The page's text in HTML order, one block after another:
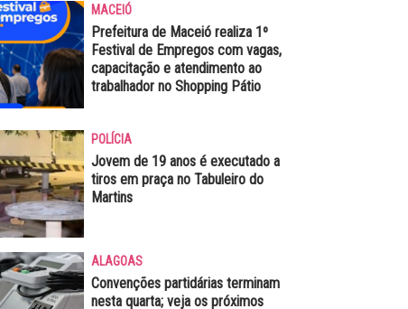
MACEIÓ
Prefeitura de Maceió realiza 1º
Festival de Empregos com vagas,
capacitação e atendimento ao
trabalhador no Shopping Pátio
POLÍCIA
Jovem de 19 anos é executado a
tiros em praça no Tabuleiro do
Martins
ALAGOAS
Convenções partidárias terminam
nesta quarta; veja os próximos